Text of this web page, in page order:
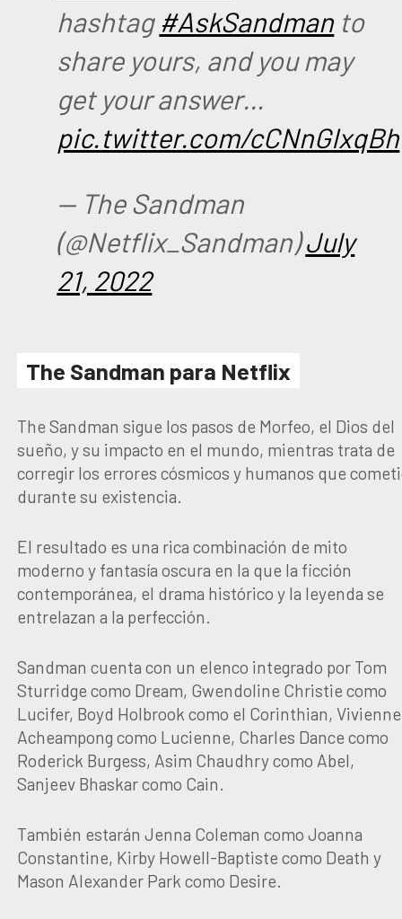
hashtag #AskSandman to
share yours, and you may
get your answer…
pic.twitter.com/cCNnGIxqBh
— The Sandman
(@Netflix_Sandman)July
21, 2022
The Sandman para Netflix
The Sandman sigue los pasos de Morfeo, el Dios del
sueño, y su impacto en el mundo, mientras trata de
corregir los errores cósmicos y humanos que
durante su existencia.
El resultado es una rica combinación de mito
moderno y fantasía oscura en la que la ficción
contemporánea, el drama histórico y la leyenda se
entrelazan a la perfección.
Sandman cuenta con un elenco integrado por Tom
Sturridge como Dream, Gwendoline Christie como
Lucifer, Boyd Holbrook como el Corinthian, Vivienne
Acheampong como Lucienne, Charles Dance como
Roderick Burgess, Asim Chaudhry como Abel,
Sanjeev Bhaskar como Cain.
También estarán Jenna Coleman como Joanna
Constantine, Kirby Howell-Baptiste como Death y
Mason Alexander Park como Desire.